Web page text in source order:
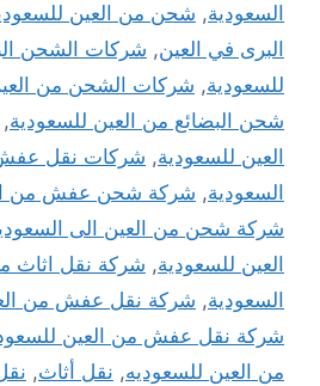
السعودية, شحن من العين
البرى في العين, شركات الشحن
للسعودية, شركات الشحن من
شحن البضائع من العين للسعودية,
العين للسعودية, شركات نقل عفش
السعودية, شركة شحن عفش من
شركة شحن من العين الى
العين للسعودية, شركة نقل اثاث
السعودية, شركة نقل عفش من
شركة نقل عفش من العين
من العين للسعوديه, نقل أثاث,